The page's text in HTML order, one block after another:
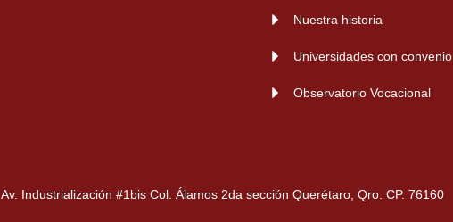
Nuestra historia
Universidades con convenio
Observatorio Vocacional
Av. Industrialización #1bis Col. Álamos 2da sección Querétaro, Qro. CP. 76160